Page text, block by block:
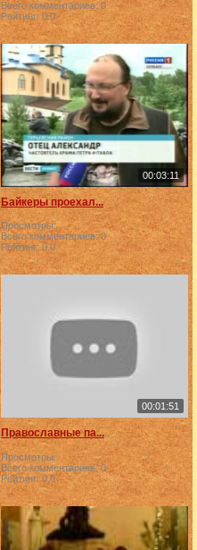
Всего комментариев:0
Рейтинг: 0.0
00:03:11
Байкеры проехал...
Просмотры:
Всего комментариев:0
Рейтинг:0.0
00:01:51
Православные па...
Просмотры:
Всего комментариев:0
Рейтинг: 0.0